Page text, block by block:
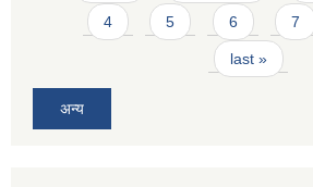
4 5 6 7
last »
अन्य